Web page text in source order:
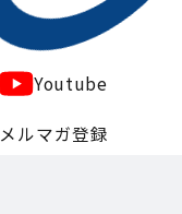
Youtube
メルマガ登録